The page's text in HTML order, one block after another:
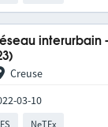
interurbain
Creuse
03-10
NeTEx